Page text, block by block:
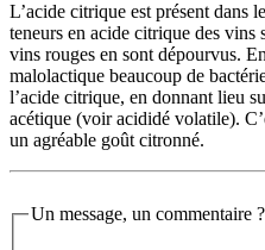
L’acide citrique est présent dans
teneurs en acide citrique des vins
vins rouges en sont dépourvus.
malolactique beaucoup de
l’acide citrique, en donnant lieu
acétique (voir acididé volatile).
un agréable goût citronné.
Un message, un commentaire ?